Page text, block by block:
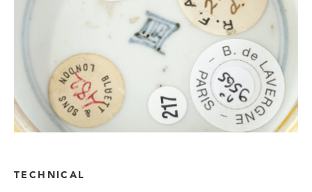
TECHNICAL